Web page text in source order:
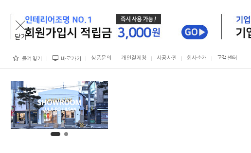
즐겨찾기 바로가기 상품문의 개인결제창 시공사진 회사소개 고객센터